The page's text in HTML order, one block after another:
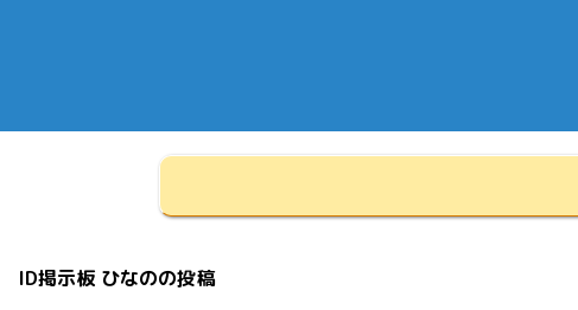
ID掲示板 ひなのの投稿